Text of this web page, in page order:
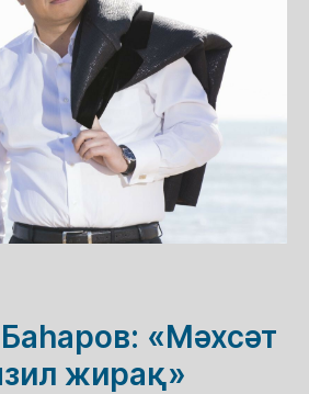
«Мәхсәт
жирақ»